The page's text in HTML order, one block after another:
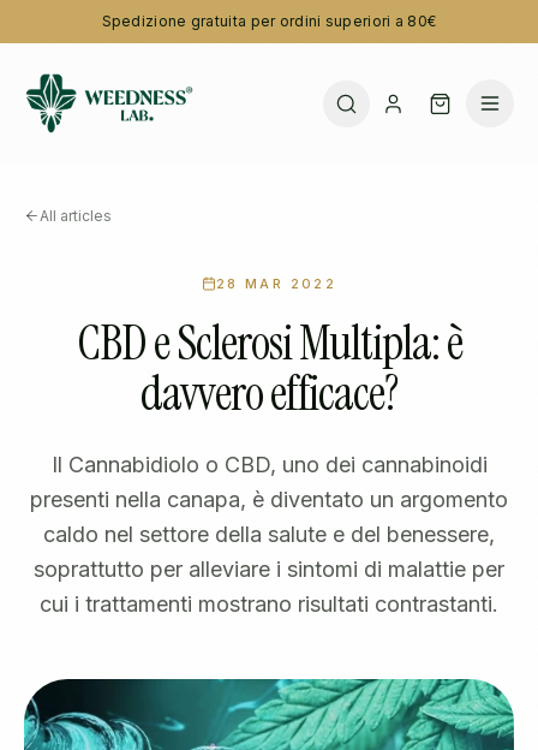
Spedizione gratuita per ordini superiori a 80€
All articles
28 MAR 2022
CBD e Sclerosi Multipla: è
davvero efficace?
Il Cannabidiolo o CBD, uno dei cannabinoidi
presenti nella canapa, è diventato un argomento
caldo nel settore della salute e del benessere,
soprattutto per alleviare i sintomi di malattie per
cui i trattamenti mostrano risultati contrastanti.